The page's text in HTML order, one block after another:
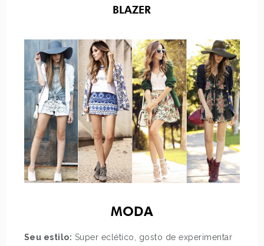
BLAZER
MODA
Seu estilo: Super eclético, gosto de experimentar